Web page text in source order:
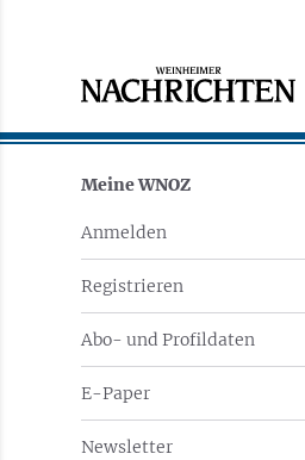
Meine WNOZ
Anmelden
Registrieren
Abo- und Profildaten
E-Paper
Newsletter